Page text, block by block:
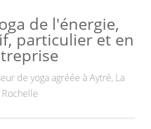
de l'énergie,
particulier et en
de yoga agréée à Aytré, La
Rochelle